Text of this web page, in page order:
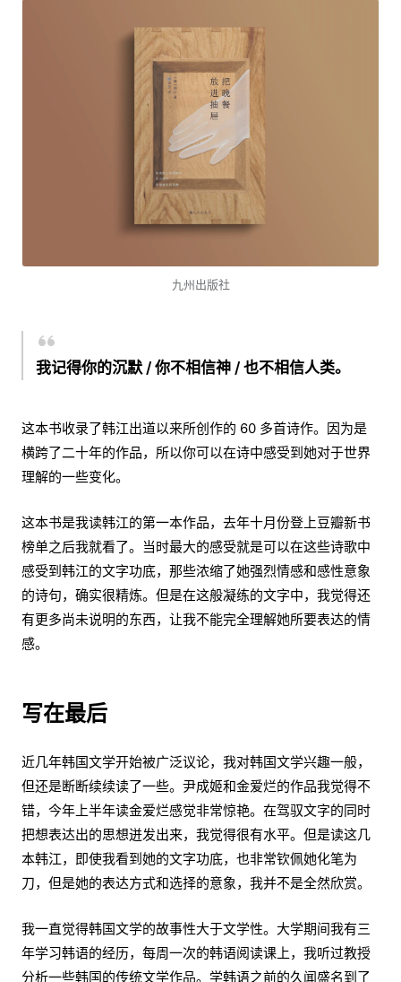
九州出版社
我记得你的沉默 / 你不相信神 / 也不相信人类。
这本书收录了韩江出道以来所创作的 60 多首诗作。因为是
横跨了二十年的作品，所以你可以在诗中感受到她对于世界
理解的一些变化。
这本书是我读韩江的第一本作品，去年十月份登上豆瓣新书
榜单之后我就看了。当时最大的感受就是可以在这些诗歌中
感受到韩江的文字功底，那些浓缩了她强烈情感和感性意象
的诗句，确实很精炼。但是在这般凝练的文字中，我觉得还
有更多尚未说明的东西，让我不能完全理解她所要表达的情
感。
写在最后
近几年韩国文学开始被广泛议论，我对韩国文学兴趣一般，
但还是断断续续读了一些。尹成姬和金爱烂的作品我觉得不
错，今年上半年读金爱烂感觉非常惊艳。在驾驭文字的同时
把想表达出的思想迸发出来，我觉得很有水平。但是读这几
本韩江，即使我看到她的文字功底，也非常钦佩她化笔为
刀，但是她的表达方式和选择的意象，我并不是全然欣赏。
我一直觉得韩国文学的故事性大于文学性。大学期间我有三
年学习韩语的经历，每周一次的韩语阅读课上，我听过教授
分析一些韩国的传统文学作品。学韩语之前的久闻盛名到了